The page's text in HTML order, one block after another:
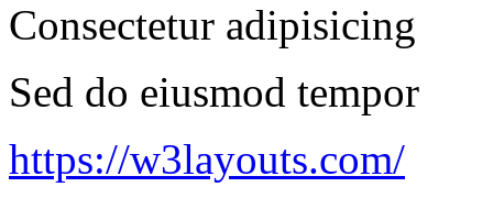
Consectetur adipisicing
Sed do eiusmod tempor
https://w3layouts.com/